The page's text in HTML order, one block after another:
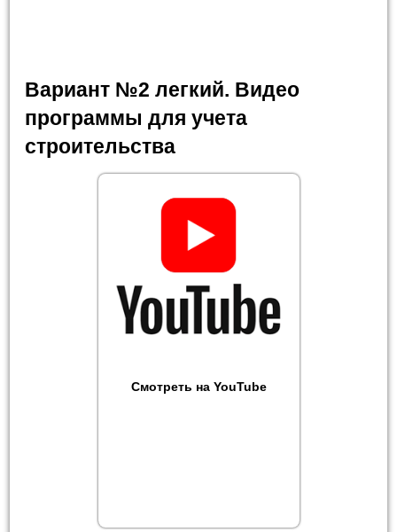
Вариант №2 легкий. Видео
программы для учета
строительства
Смотреть на YouTube